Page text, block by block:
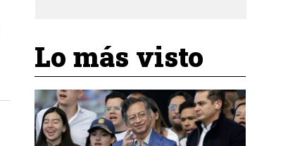
Lo más visto